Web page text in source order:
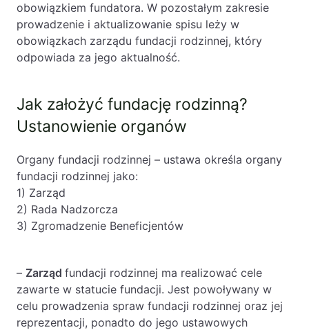
obowiązkiem fundatora. W pozostałym zakresie
prowadzenie i aktualizowanie spisu leży w
obowiązkach zarządu fundacji rodzinnej, który
odpowiada za jego aktualność.
Jak założyć fundację rodzinną?
Ustanowienie organów
Organy fundacji rodzinnej – ustawa określa organy
fundacji rodzinnej jako:
1) Zarząd
2) Rada Nadzorcza
3) Zgromadzenie Beneficjentów
– Zarząd fundacji rodzinnej ma realizować cele
zawarte w statucie fundacji. Jest powoływany w
celu prowadzenia spraw fundacji rodzinnej oraz jej
reprezentacji, ponadto do jego ustawowych